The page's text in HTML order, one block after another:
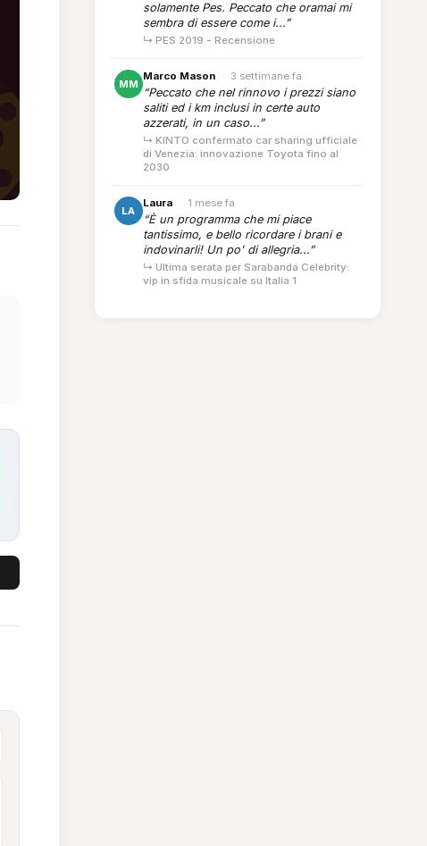
solamente Pes. Peccato che oramai mi
sembra di essere come i...”
↳ PES 2019 - Recensione
MM
Marco Mason · 3 settimane fa
“Peccato che nel rinnovo i prezzi siano
saliti ed i km inclusi in certe auto
azzerati, in un caso...”
↳ KINTO confermato car sharing ufficiale
di Venezia: innovazione Toyota fino al
2030
LA
Laura · 1 mese fa
“È un programma che mi piace
tantissimo, e bello ricordare i brani e
indovinarli! Un po' di allegria...”
↳ Ultima serata per Sarabanda Celebrity:
vip in sfida musicale su Italia 1